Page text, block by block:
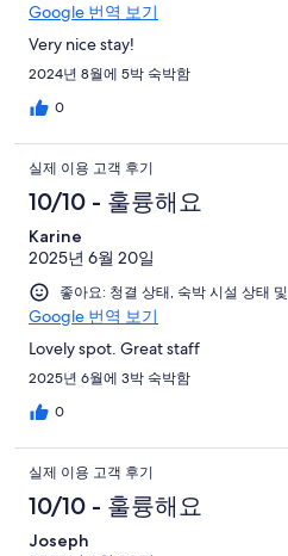
Google 번역 보기
Very nice stay!
2024년 8월에 5박 숙박함
0
실제 이용 고객 후기
10/10 - 훌륭해요
Karine
2025년 6월 20일
좋아요: 청결 상태, 숙박 시설 상태
Google 번역 보기
Lovely spot. Great staff
2025년 6월에 3박 숙박함
0
실제 이용 고객 후기
10/10 - 훌륭해요
Joseph